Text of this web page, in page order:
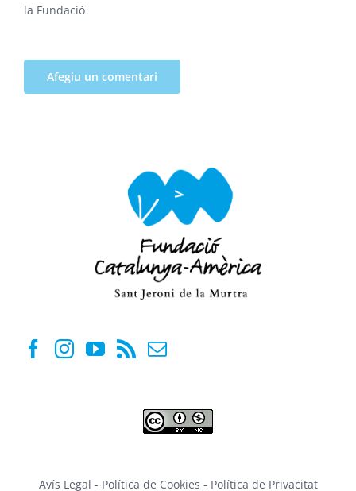
la Fundació
Avís Legal - Política de Cookies - Política de Privacitat